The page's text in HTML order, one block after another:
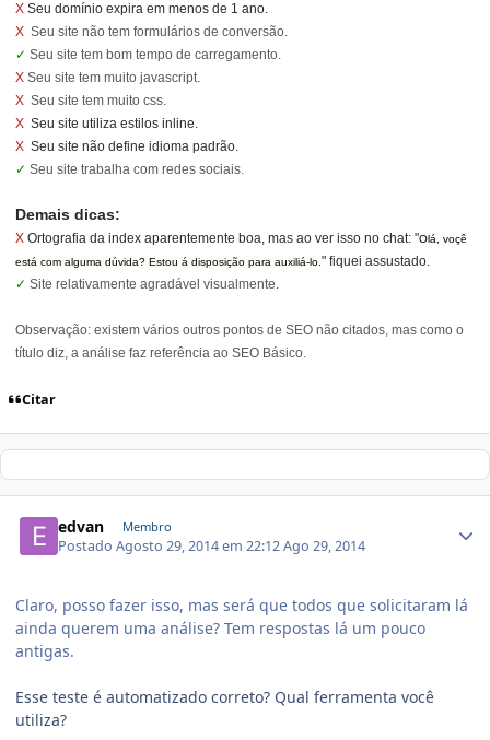
X Seu domínio expira em menos de 1 ano.
X Seu site não tem formulários de conversão.
✓ Seu site tem bom tempo de carregamento.
X Seu site tem muito javascript.
X Seu site tem muito css.
X Seu site utiliza estilos inline.
X Seu site não define idioma padrão.
✓ Seu site trabalha com redes sociais.
Demais dicas:
X Ortografia da index aparentemente boa, mas ao ver isso no chat: "Olá, voçê
está com alguma dúvida? Estou á disposição para auxiliá-lo." fiquei assustado.
✓ Site relativamente agradável visualmente.
Observação: existem vários outros pontos de SEO não citados, mas como o
título diz, a análise faz referência ao SEO Básico.
Citar
edvan Membro
PostadoAgosto 29, 2014 em 22:12Ago 29, 2014
Claro, posso fazer isso, mas será que todos que solicitaram lá
ainda querem uma análise? Tem respostas lá um pouco
antigas.
Esse teste é automatizado correto? Qual ferramenta você
utiliza?